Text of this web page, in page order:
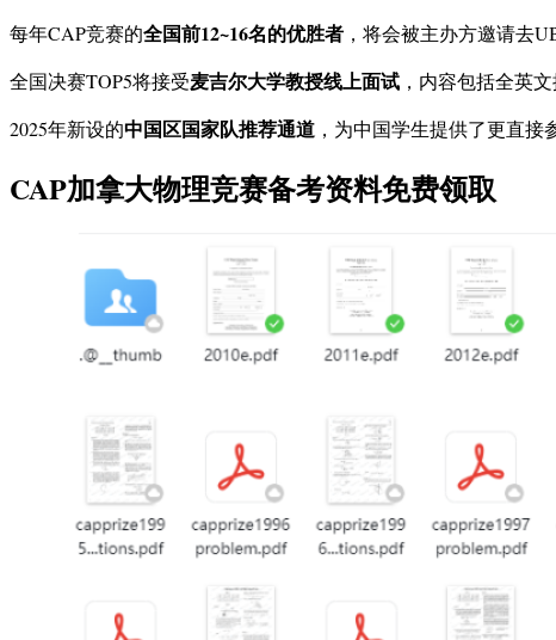
每年CAP竞赛的全国前12~16名的优胜者 ，将会被主办方邀请去
全国决赛TOP5将接受麦吉尔大学教授线上面试 ，内容包括全英
2025年新设的中国区国家队推荐通道 ，为中国学生提供了更直
CAP加拿大物理竞赛备考资料免费领取